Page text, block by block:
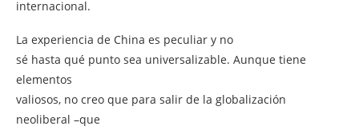
internacional.
La experiencia de China es peculiar y no
sé hasta qué punto sea universalizable. Aunque tiene
elementos
valiosos, no creo que para salir de la globalización
neoliberal –que